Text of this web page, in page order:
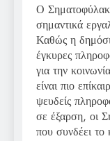
Ο
σημαντικά
Καθώς η
έγκυρες
για την
είναι πιο
ψευδείς
σε έξαρση, οι
που συνδέει το